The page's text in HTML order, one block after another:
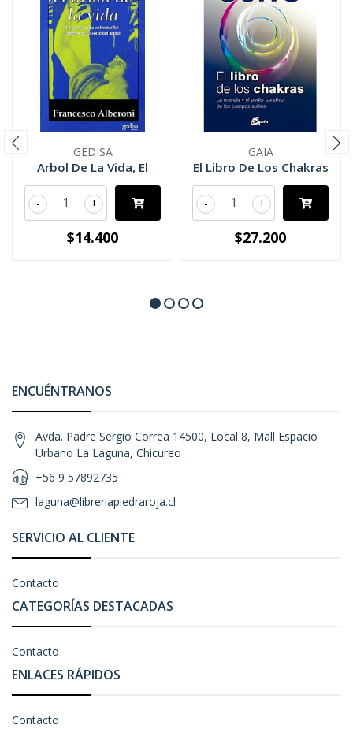
GEDISA
Arbol De La Vida, El
+
-
$14.400
GAIA
El Libro De Los Chakras
+
-
$27.200
ENCUÉNTRANOS
Avda. Padre Sergio Correa 14500, Local 8, Mall Espacio
Urbano La Laguna, Chicureo
+56 9 57892735
laguna@libreriapiedraroja.cl
SERVICIO AL CLIENTE
Contacto
CATEGORÍAS DESTACADAS
Contacto
ENLACES RÁPIDOS
Contacto